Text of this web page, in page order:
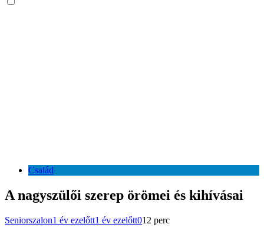
Család
A nagyszülői szerep örömei és kihívásai
Seniorszalon1 év ezelőtt1 év ezelőtt012 perc